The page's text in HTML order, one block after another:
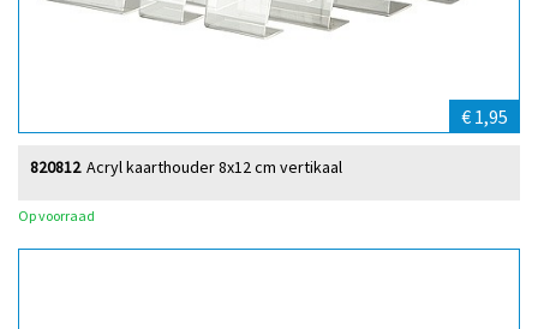
€ 1,95
Acryl kaarthouder 8x12 cm vertikaal
820812
Op voorraad